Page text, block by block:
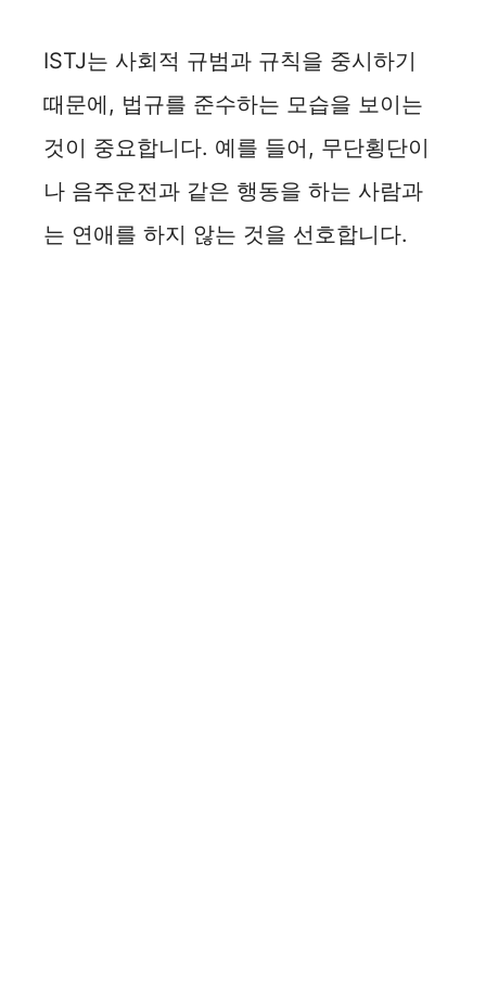
ISTJ는 사회적 규범과 규칙을 중시하기
때문에, 법규를 준수하는 모습을 보이는
것이 중요합니다. 예를 들어, 무단횡단이
나 음주운전과 같은 행동을 하는 사람과
는 연애를 하지 않는 것을 선호합니다.